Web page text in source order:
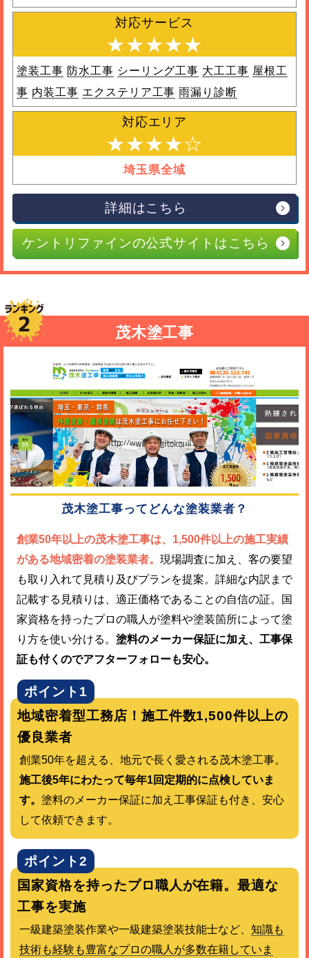
対応サービス
★★★★★
塗装工事 防水工事 シーリング工事 大工工事 屋根工
事 内装工事 エクステリア工事 雨漏り診断
対応エリア
★★★★☆
埼玉県全域
詳細はこちら
ケントリファインの公式サイトはこちら
茂木塗工事
茂木塗工事ってどんな塗装業者？
創業50年以上の茂木塗工事は、1,500件以上の施工実績
がある地域密着の塗装業者。 現場調査に加え、客の要望
も取り入れて見積り及びプランを提案。詳細な内訳まで
記載する見積りは、適正価格であることの自信の証。国
家資格を持ったプロの職人が塗料や塗装箇所によって塗
り方を使い分ける。 塗料のメーカー保証に加え、工事保
証も付くのでアフターフォローも安心。
ポイント1
地域密着型工務店！施工件数1,500件以上の
優良業者
創業50年を超える、地元で長く愛される茂木塗工事。
施工後5年にわたって毎年1回定期的に点検していま
す。 塗料のメーカー保証に加え工事保証も付き、安心
して依頼できます。
ポイント2
国家資格を持ったプロ職人が在籍。最適な
工事を実施
一級建築塗装作業や一級建築塗装技能士など、 知識も
技術も経験も豊富なプロの職人が多数在籍していま